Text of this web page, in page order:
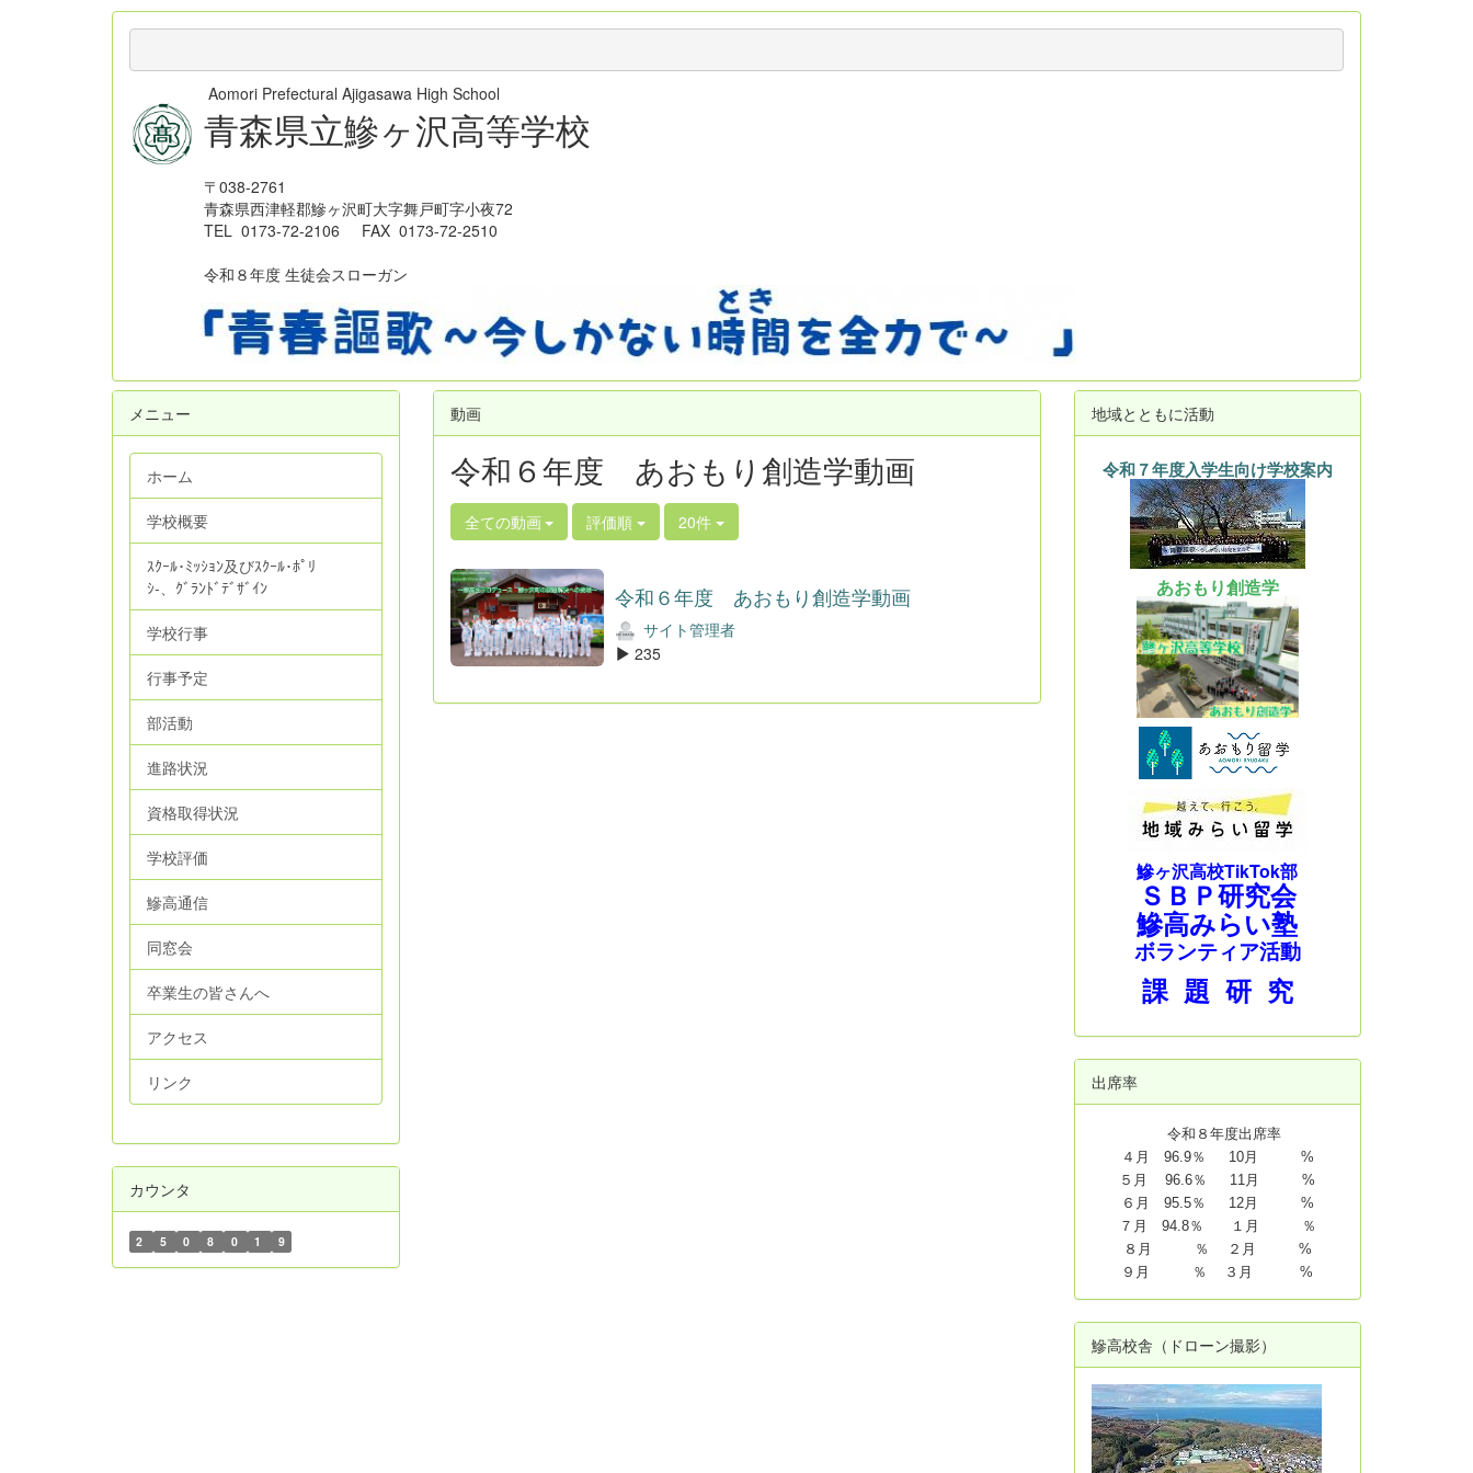
Aomori Prefectural Ajigasawa High School
青森県立鰺ヶ沢高等学校
〒038-2761
青森県西津軽郡鰺ヶ沢町大字舞戸町字小夜72
TEL 0173-72-2106 FAX 0173-72-2510
令和８年度 生徒会スローガン
動画
令和６年度 あおもり創造学動画
全ての動画 評価順 20件
令和６年度 あおもり創造学動画
サイト管理者
235
メニュー
ホーム
学校概要
ｽｸｰﾙ･ﾐｯｼｮﾝ及びｽｸｰﾙ･ﾎﾟﾘ
ｼ‐、ｸﾞﾗﾝﾄﾞﾃﾞｻﾞｲﾝ
学校行事
行事予定
部活動
進路状況
資格取得状況
学校評価
鰺高通信
同窓会
卒業生の皆さんへ
アクセス
リンク
カウンタ
2 5 0 8 0 1 9
地域とともに活動
令和７年度入学生向け学校案内
あおもり創造学
鰺ヶ沢高校TikTok部
ＳＢＰ研究会
鰺高みらい塾
ボランティア活動
課 題 研 究
出席率
令和８年度出席率
４月 96.9％ 10月 %
５月 96.6％ 11月 %
６月 95.5％ 12月 %
７月 94.8％ １月 ％
８月 ％ ２月 %
９月 ％ ３月 %
鰺高校舎（ドローン撮影）